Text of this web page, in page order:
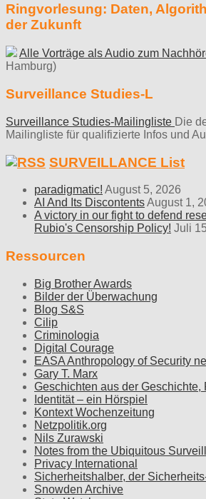
Ringvorlesung: Daten,
der Zukunft
Alle Vorträge als Audio zum
Hamburg)
Surveillance Studies-L
Surveillance Studies-Mailingliste Die
Mailingliste für qualifizierte Infos und
SURVEILLANCE List
paradigmatic! August 5, 2026
AI And Its DiscontentsAugust 1,
A victory in our fight to defend
Rubio's Censorship Policy! Juli
Ressourcen
Big Brother Awards
Bilder der Überwachung
Blog S&S
Cilip
Criminologia
Digital Courage
EASA Anthropology of Security
Gary T. Marx
Geschichten aus der Geschichte,
Identität – ein Hörspiel
Kontext Wochenzeitung
Netzpolitik.org
Nils Zurawski
Notes from the Ubiquitous
Privacy International
Sicherheitshalber, der
Snowden Archive